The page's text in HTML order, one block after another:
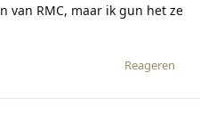
van RMC, maar ik gun het ze
Reageren